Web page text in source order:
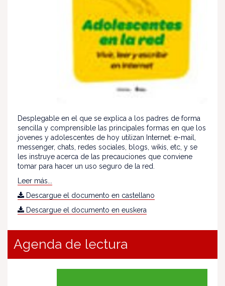
Desplegable en el que se explica a los padres de forma
sencilla y comprensible las principales formas en que los
jovenes y adolescentes de hoy utilizan Internet: e-mail,
messenger, chats, redes sociales, blogs, wikis, etc, y se
les instruye acerca de las precauciones que conviene
tomar para hacer un uso seguro de la red.
Leer más...
Descargue el documento en castellano
Descargue el documento en euskera
Agenda de lectura